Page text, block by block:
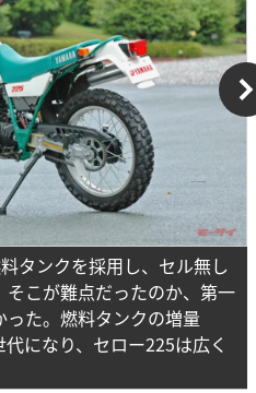
タンクを採用し、セル無し
こが難点だったのか、第一
た。燃料タンクの増量
になり、セロー225は広く